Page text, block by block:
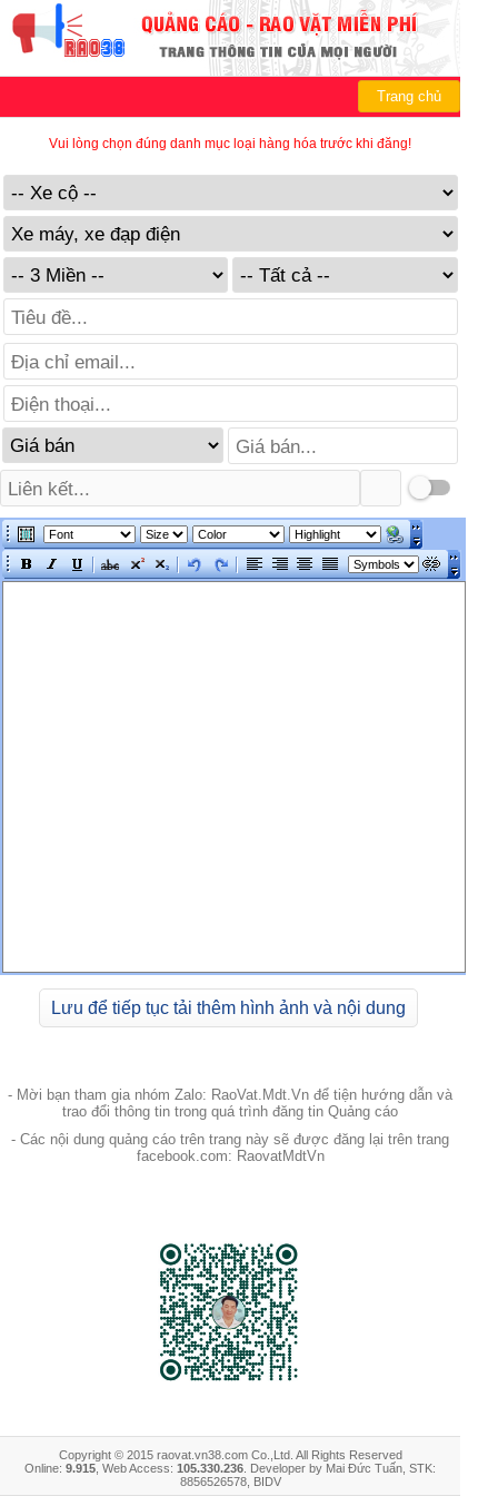
Trang chủ
Vui lòng chọn đúng danh mục loại hàng hóa trước khi đăng!
Lưu để tiếp tục tải thêm hình ảnh và nội dung
- Mời bạn tham gia nhóm Zalo: RaoVat.Mdt.Vn để tiện hướng dẫn và
trao đổi thông tin trong quá trình đăng tin Quảng cáo
- Các nội dung quảng cáo trên trang này sẽ được đăng lại trên trang
facebook.com: RaovatMdtVn
Copyright © 2015 raovat.vn38.com Co.,Ltd. All Rights Reserved
Online: 9.915 , Web Access: 105.330.236 . Developer by Mai Đức Tuấn, STK:
8856526578, BIDV